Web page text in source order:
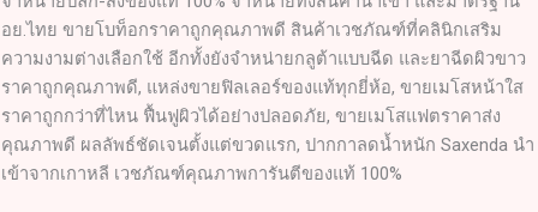
อย.ไทย ขายโบท็อกราคาถูกคุณภาพดี สินค้าเวชภัณฑ์ที่คลินิกเสริม
ความงามต่างเลือกใช้ อีกทั้งยังจำหน่ายกลูต้าแบบฉีด และยาฉีดผิวขาว
ราคาถูกคุณภาพดี, แหล่งขายฟิลเลอร์ของแท้ทุกยี่ห้อ, ขายเมโสหน้าใส
ราคาถูกกว่าที่ไหน ฟื้นฟูผิวได้อย่างปลอดภัย, ขายเมโสแฟตราคาส่ง
คุณภาพดี ผลลัพธ์ชัดเจนตั้งแต่ขวดแรก, ปากกาลดน้ำหนัก Saxenda นำ
เข้าจากเกาหลี เวชภัณฑ์คุณภาพการันตีของแท้ 100%